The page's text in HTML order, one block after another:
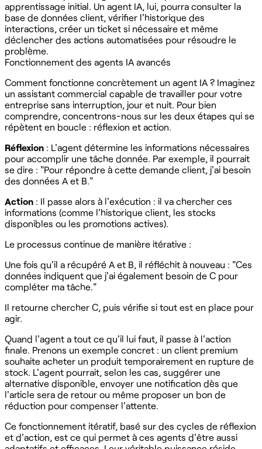
apprentissage initial. Un agent IA, lui, pourra consulter la
base de données client, vérifier l'historique des
interactions, créer un ticket si nécessaire et même
déclencher des actions automatisées pour résoudre le
problème.
Fonctionnement des agents IA avancés
Comment fonctionne concrètement un agent IA ? Imaginez
un assistant commercial capable de travailler pour votre
entreprise sans interruption, jour et nuit. Pour bien
comprendre, concentrons-nous sur les deux étapes qui se
répètent en boucle : réflexion et action.
Réflexion : L'agent détermine les informations nécessaires
pour accomplir une tâche donnée. Par exemple, il pourrait
se dire : "Pour répondre à cette demande client, j'ai besoin
des données A et B."
Action : Il passe alors à l'exécution : il va chercher ces
informations (comme l'historique client, les stocks
disponibles ou les promotions actives).
Le processus continue de manière itérative :
Une fois qu'il a récupéré A et B, il réfléchit à nouveau : "Ces
données indiquent que j'ai également besoin de C pour
compléter ma tâche."
Il retourne chercher C, puis vérifie si tout est en place pour
agir.
Quand l'agent a tout ce qu'il lui faut, il passe à l'action
finale. Prenons un exemple concret : un client premium
souhaite acheter un produit temporairement en rupture de
stock. L'agent pourrait, selon les cas, suggérer une
alternative disponible, envoyer une notification dès que
l'article sera de retour ou même proposer un bon de
réduction pour compenser l'attente.
Ce fonctionnement itératif, basé sur des cycles de réflexion
et d'action, est ce qui permet à ces agents d'être aussi